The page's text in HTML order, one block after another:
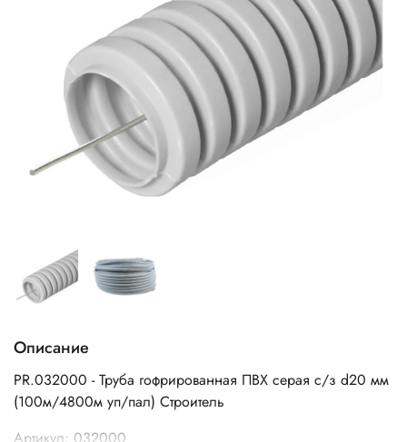
Описание
PR.032000 - Труба гофрированная ПВХ серая с/з d20 мм
(100м/4800м уп/пал) Строитель